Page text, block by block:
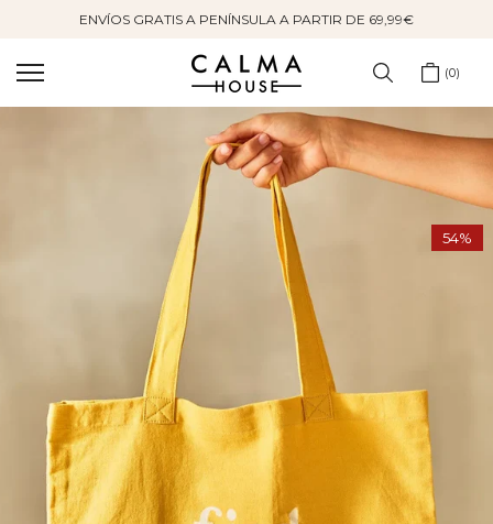
contenido
ENVÍOS GRATIS A PENÍNSULA A PARTIR DE 69,99€
0
54%